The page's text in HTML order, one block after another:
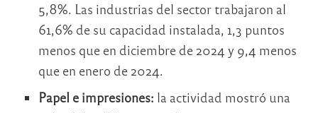
5,8%. Las industrias del sector trabajaron al
61,6% de su capacidad instalada, 1,3 puntos
menos que en diciembre de 2024 y 9,4 menos
que en enero de 2024.
Papel e impresiones: la actividad mostró una